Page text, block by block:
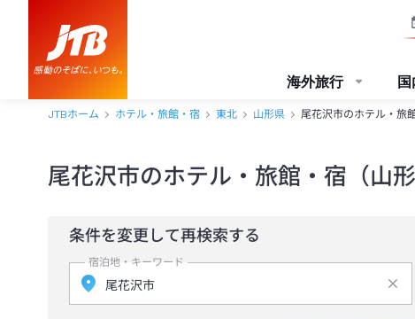
海外旅行
JTBホーム ホテル・旅館・宿 東北 山形県 尾花沢市のホテル・旅
尾花沢市のホテル・旅館・宿（山
条件を変更して再検索する
宿泊地・キーワード